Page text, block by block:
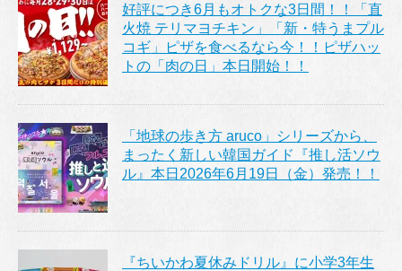
好評につき6月もオトクな3日間！！「直
火焼 テリマヨチキン」「新・特うまプル
コギ」ピザを食べるなら今！！ピザハッ
トの「肉の日」本日開始！！
「地球の歩き方 aruco」シリーズから、
まったく新しい韓国ガイド『推し活ソウ
ル』本日2026年6月19日（金）発売！！
『ちいかわ夏休みドリル』に小学3年生